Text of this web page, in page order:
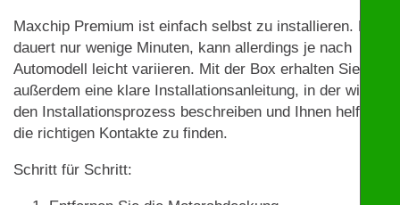
Maxchip Premium ist einfach selbst zu installieren. Das
dauert nur wenige Minuten, kann allerdings je nach
Automodell leicht variieren. Mit der Box erhalten Sie
außerdem eine klare Installationsanleitung, in der wir
den Installationsprozess beschreiben und Ihnen helfen,
die richtigen Kontakte zu finden.
Schritt für Schritt: